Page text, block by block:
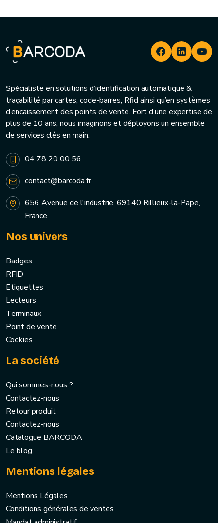
Spécialiste en solutions d’identification automatique &
traçabilité par cartes, code-barres, Rfid ainsi qu’en systèmes
d’encaissement des points de vente. Fort d’une expertise de
plus de 10 ans, nous imaginons et déployons un ensemble
de services clés en main.
04 78 20 00 56
contact@barcoda.fr
656 Avenue de l'industrie, 69140 Rillieux-la-Pape,
France
Nos univers
Badges
RFID
Etiquettes
Lecteurs
Terminaux
Point de vente
Cookies
La société
Qui sommes-nous ?
Contactez-nous
Retour produit
Contactez-nous
Catalogue BARCODA
Le blog
Mentions légales
Mentions Légales
Conditions générales de ventes